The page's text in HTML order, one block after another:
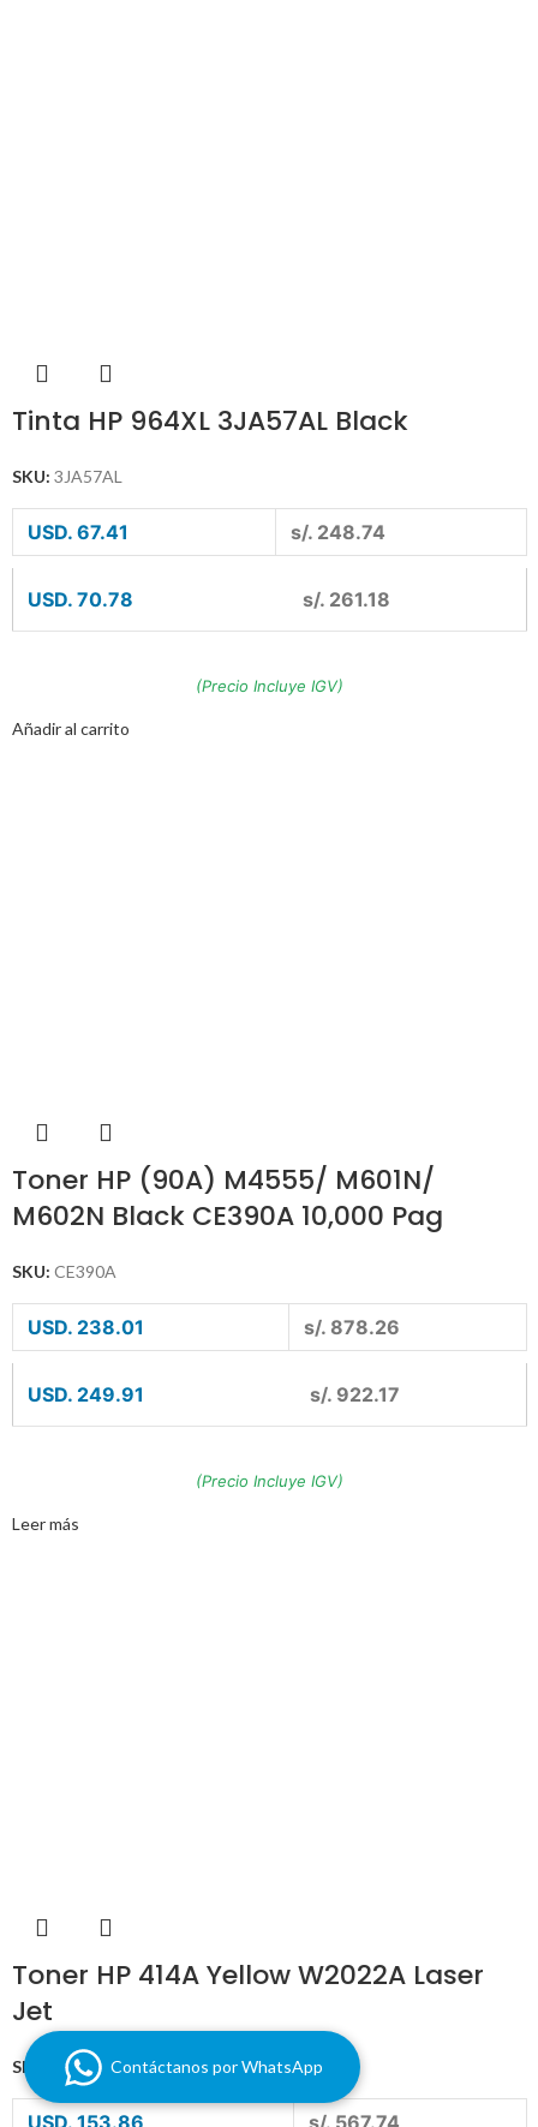
Tinta HP 964XL 3JA57AL Black
SKU: 3JA57AL
USD. 67.41 s/. 248.74
USD. 70.78 s/. 261.18
(Precio Incluye IGV)
Añadir al carrito
Toner HP (90A) M4555/ M601N/
M602N Black CE390A 10,000 Pag
SKU: CE390A
USD. 238.01 s/. 878.26
USD. 249.91 s/. 922.17
(Precio Incluye IGV)
Leer más
Toner HP 414A Yellow W2022A Laser
Jet
SKU: W2022A
USD. 153.86 s/. 567.74
Contáctanos por WhatsApp